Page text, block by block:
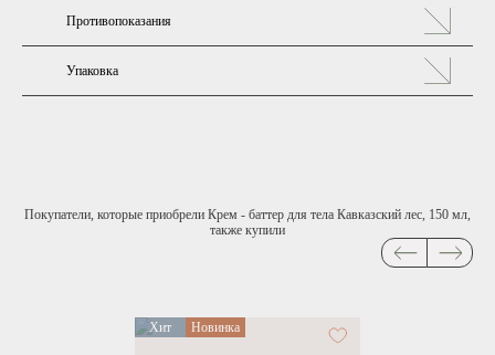
Противопоказания
Упаковка
Покупатели, которые приобрели Крем - баттер для тела Кавказский лес, 150 мл,
также купили
Хит Новинка